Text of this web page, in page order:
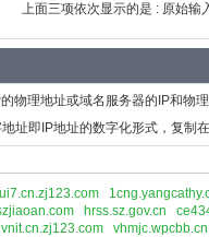
上面三项依次显示的是 : 原始输
物理地址或域名服务器的IP和物
址即IP地址的数字化形式，复制
hrss.sz.gov.cn
vnit.cn.zj123.com vhmjc.wpcbb.cn